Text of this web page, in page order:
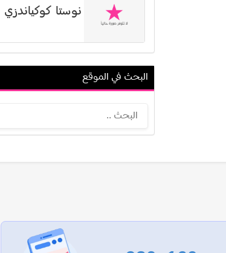
نوستا كوكياندزي
غنوة محمد علي
عرض الكل
البحث في الموقع